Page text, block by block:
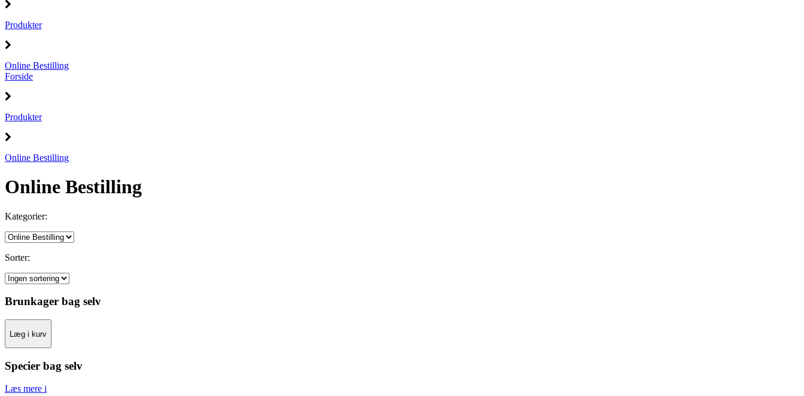
Produkter
Online Bestilling
Forside
Produkter
Online Bestilling
Online Bestilling
Kategorier:
Sorter:
Brunkager bag selv
Læg i kurv
Specier bag selv
Læs mere i